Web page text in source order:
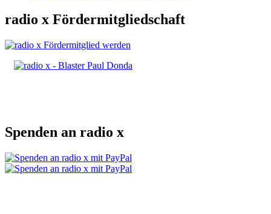
radio x Fördermitgliedschaft
Spenden an radio x